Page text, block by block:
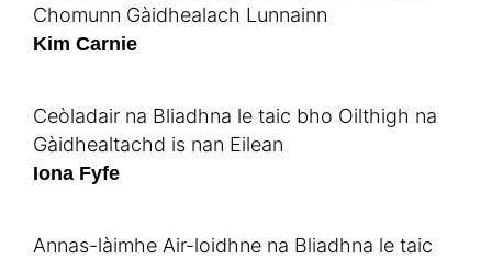
Chomunn Gàidhealach Lunnainn
Kim Carnie
Ceòladair na Bliadhna le taic bho Oilthigh na
Gàidhealtachd is nan Eilean
Iona Fyfe
Annas-làimhe Air-loidhne na Bliadhna le taic